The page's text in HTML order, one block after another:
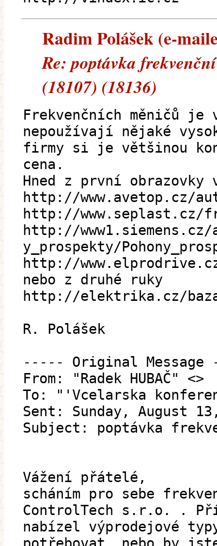
Radim Polášek (e-
Re: poptávka
(18107) (18136)
Frekvenčních měničů
nepoužívají nějaké
firmy si je většinou
cena.
Hned z první
http://www.avetop.cz/
http://www.seplast.cz/
http://
y_prospekty/
http://
nebo z druhé ruky
http://elektrika.cz/
R. Polášek
----- Original
From: "Radek HUBAČ" <>
To: "'Vcelarska
Sent: Sunday, August
Subject: poptávka
Vážení přátelé,
scháním pro sebe
ControlTech s.r.o. .
nabízel výprodejové